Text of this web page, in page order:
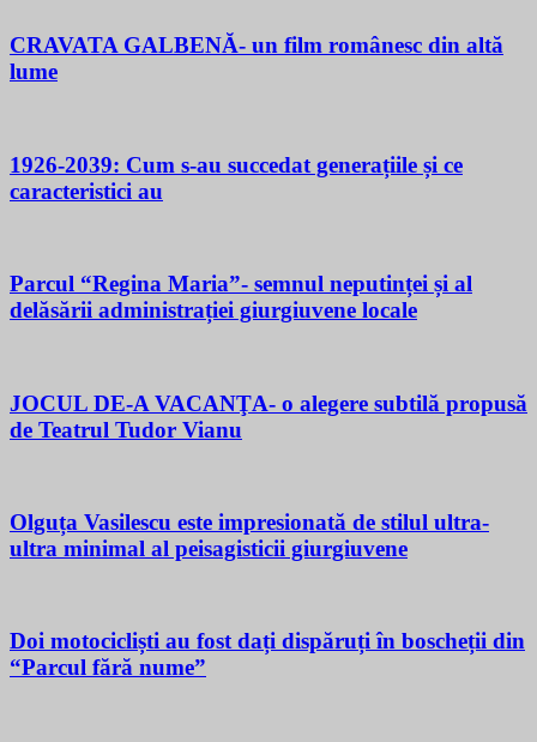
CRAVATA GALBENĂ- un film românesc din altă
lume
1926-2039: Cum s-au succedat generațiile și ce
caracteristici au
Parcul “Regina Maria”- semnul neputinței și al
delăsării administrației giurgiuvene locale
JOCUL DE-A VACANŢA- o alegere subtilă propusă
de Teatrul Tudor Vianu
Olguța Vasilescu este impresionată de stilul ultra-
ultra minimal al peisagisticii giurgiuvene
Doi motocicliști au fost dați dispăruți în boscheții din
“Parcul fără nume”